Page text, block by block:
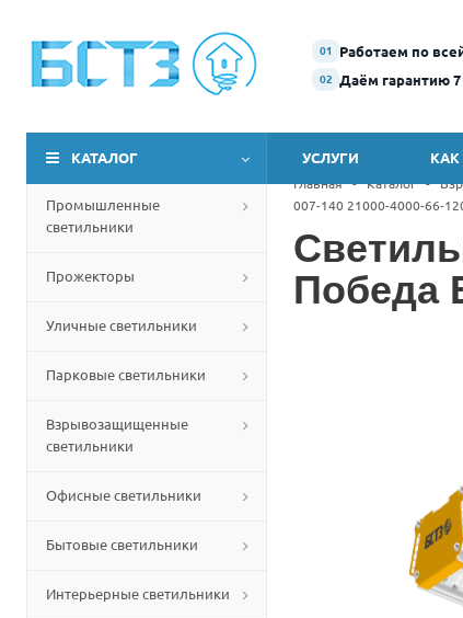
01 Работаем по
02 Даём гарантию 7
КАТАЛОГ УСЛУГИ КАК
Промышленные
светильники
Прожекторы
Уличные светильники
Парковые светильники
Взрывозащищенные
светильники
Офисные светильники
Бытовые светильники
Интерьерные светильники
Главная - Каталог -
007-140 21000-4000-66-
Победа